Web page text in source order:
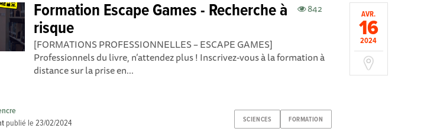
AVR.
16
2024
842
Formation Escape Games - Recherche à
risque
[FORMATIONS PROFESSIONNELLES – ESCAPE GAMES]
Professionnels du livre, n’attendez plus ! Inscrivez-vous à la formation à
distance sur la prise en...
SCIENCES FORMATION
publié le23/02/2024